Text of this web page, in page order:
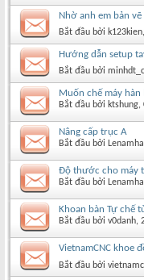
Nhờ anh em bản
Bắt đầu bởi k123kien
Hướng dẫn setup
Bắt đầu bởi
Muốn chế máy
Bắt đầu bởi ktshung‎,
Nâng cấp trục A
Bắt đầu bởi
Độ thước cho máy
Bắt đầu bởi
Khoan bàn Tự chế
Bắt đầu bởi v0danh‎,
VietnamCNC khoe
Bắt đầu bởi